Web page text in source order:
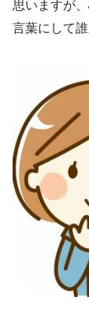
思いますが
言葉にして